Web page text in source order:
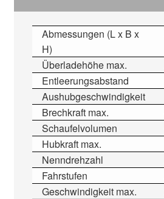
Abmessungen (L x B x
H)
Überladehöhe max.
Entleerungsabstand
Aushubgeschwindigkeit
Brechkraft max.
Schaufelvolumen
Hubkraft max.
Nenndrehzahl
Fahrstufen
Geschwindigkeit max.